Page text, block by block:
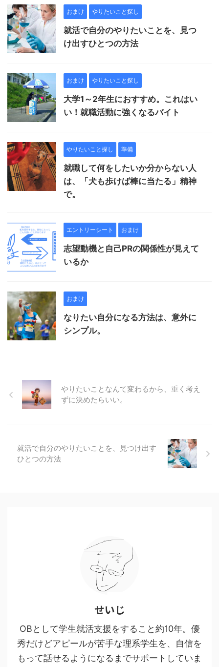
おまけ やりたいこと探し
就活で自分のやりたいことを、見つ
け出すひとつの方法
おまけ やりたいこと探し
大学1～2年生におすすめ。これはい
い！就職活動に強くなるバイト
やりたいこと探し 準備
就職して何をしたいか分からない人
は、「犬も歩けば棒に当たる」精神
で。
エントリーシート おまけ
志望動機と自己PRの関係性が見えて
いるか
おまけ
なりたい自分になる方法は、意外に
シンプル。
やりたいことなんて変わるから、重く考え
ずに決めたらいい。
就活で自分のやりたいことを、見つけ出す
ひとつの方法
せいじ
OBとして学生就活支援をすること約10年。優
秀だけどアピールが苦手な理系学生を、自信を
もって話せるようになるまでサポートしていま